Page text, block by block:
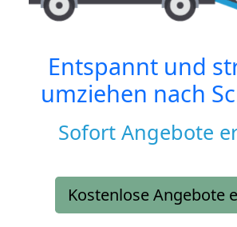
Entspannt und
umziehen nach
Sofort Angebote
Kostenlose Angebote